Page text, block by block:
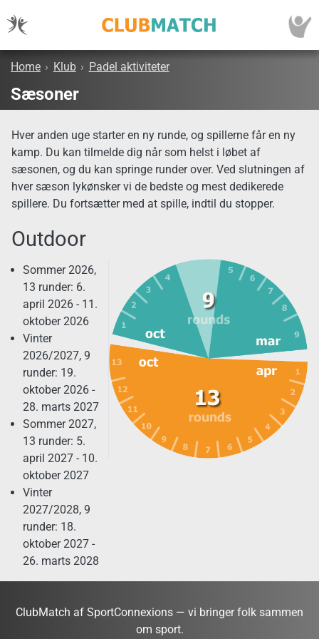
Home › Klub › Padel aktiviteter
Sæsoner
Hver anden uge starter en ny runde, og spillerne får en ny
kamp. Du kan tilmelde dig når som helst i løbet af
sæsonen, og du kan springe runder over. Ved slutningen af
hver sæson lykønsker vi de bedste og mest dedikerede
spillere. Du fortsætter med at spille, indtil du stopper.
Outdoor
Sommer 2026,
13 runder: 6.
april 2026 - 11.
oktober 2026
Vinter
2026/2027, 9
runder: 19.
oktober 2026 -
28. marts 2027
Sommer 2027,
13 runder: 5.
april 2027 - 10.
oktober 2027
Vinter
2027/2028, 9
runder: 18.
oktober 2027 -
26. marts 2028
ClubMatch af SportConnexions — vi bringer folk sammen
om sport.